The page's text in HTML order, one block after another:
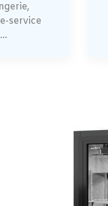
service